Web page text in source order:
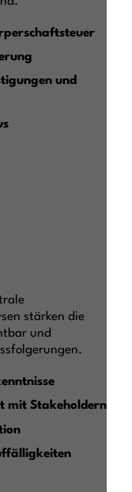
und
stärken die
und
mit Stakeholdern